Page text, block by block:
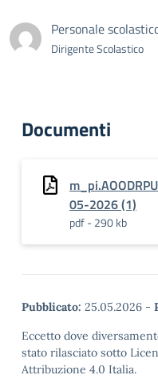
Personale
Dirigente Scolastico
Documenti
05-2026 (1)
pdf - 290 kb
Pubblicato: 25.05.2026 -
Eccetto dove
stato rilasciato sotto
Attribuzione 4.0 Italia.